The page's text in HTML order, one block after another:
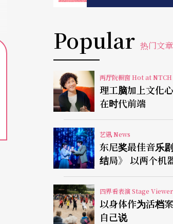
Popular 热门文章
两厅院橱窗 Hot at NTCH
理工脑加上文化
在时代前端
艺讯 News
东尼奖最佳音乐
结局》 以两个机
视有限人生
四界看表演 Stage Viewer
以身体作为活档
自己说